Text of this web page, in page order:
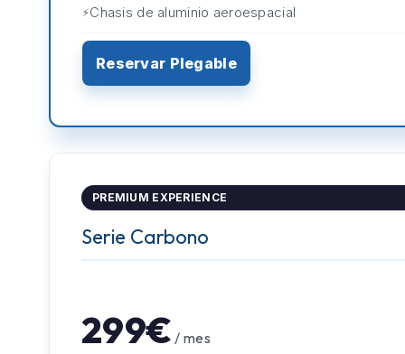
Chasis de aluminio aeroespacial
Reservar Plegable
PREMIUM EXPERIENCE
Serie Carbono
299€ / mes